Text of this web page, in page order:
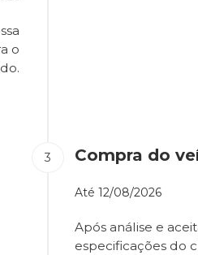
o
Compra do
Até 12/08/2026
Após análise e
especificações do